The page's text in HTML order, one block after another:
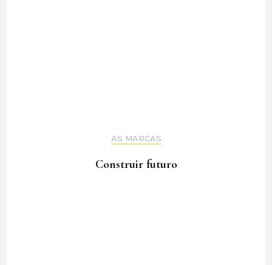
AS MARCAS
Construir futuro